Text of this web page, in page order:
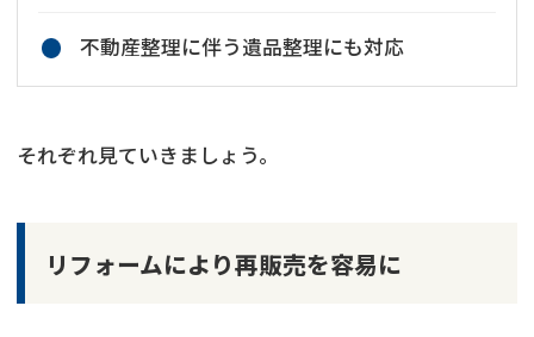
不動産整理に伴う遺品整理にも対応
それぞれ見ていきましょう。
リフォームにより再販売を容易に